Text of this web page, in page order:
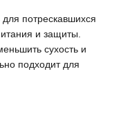
потрескавшихся
и защиты.
сухость и
подходит для